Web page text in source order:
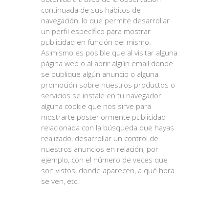
continuada de sus hábitos de
navegación, lo que permite desarrollar
un perfil específico para mostrar
publicidad en función del mismo.
Asimismo es posible que al visitar alguna
página web o al abrir algún email donde
se publique algún anuncio o alguna
promoción sobre nuestros productos o
servicios se instale en tu navegador
alguna cookie que nos sirve para
mostrarte posteriormente publicidad
relacionada con la búsqueda que hayas
realizado, desarrollar un control de
nuestros anuncios en relación, por
ejemplo, con el número de veces que
son vistos, donde aparecen, a qué hora
se ven, etc.